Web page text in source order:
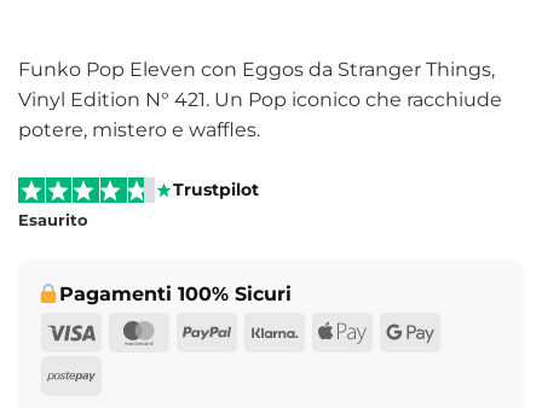
Funko Pop Eleven con Eggos da Stranger Things,
Vinyl Edition N° 421. Un Pop iconico che racchiude
potere, mistero e waffles.
Trustpilot
Esaurito
Pagamenti 100% Sicuri
Visa
MasterCard
PayPalKlarna Apple Google
Postepay